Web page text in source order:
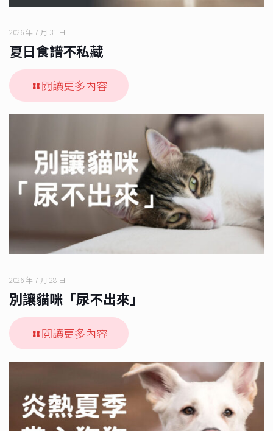
2026 年 7 月 31 日
夏日食譜不私藏
閱讀更多內容
2026 年 7 月 28 日
別讓貓咪「尿不出來」
閱讀更多內容